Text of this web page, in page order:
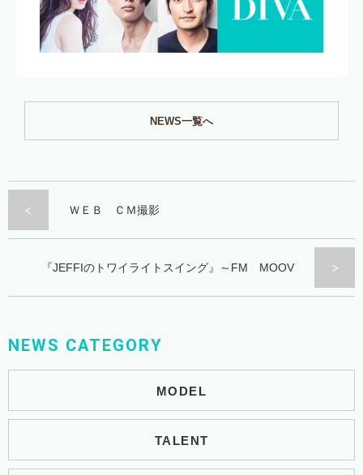
NEWS一覧へ
ＷＥＢ ＣＭ撮影
『JEFFIのトワイライトスイング』～FM MOOV
NEWS CATEGORY
MODEL
TALENT